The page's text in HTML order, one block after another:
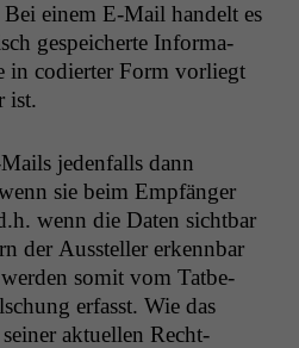
einem E‑Mail han­delt es
gespe­icherte Infor­ma­
in codiert­er Form vor­liegt
ist.
jeden­falls dann
sie beim Empfänger
wenn die Dat­en sicht­bar
der Aussteller erkennbar
somit vom Tatbe­
erfasst. Wie das
aktuellen Recht­